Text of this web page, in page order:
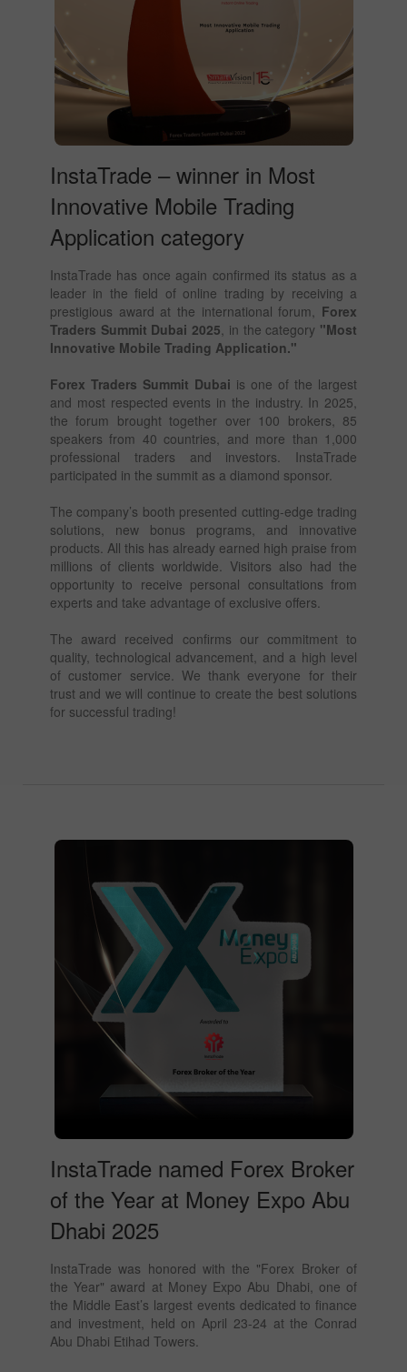
InstaTrade – winner in Most
Innovative Mobile Trading
Application category
InstaTrade has once again confirmed its status as a
leader in the field of online trading by receiving a
prestigious award at the international forum, Forex
Traders Summit Dubai 2025 , in the category "Most
Innovative Mobile Trading Application."
Forex Traders Summit Dubai is one of the largest
and most respected events in the industry. In 2025,
the forum brought together over 100 brokers, 85
speakers from 40 countries, and more than 1,000
professional traders and investors. InstaTrade
participated in the summit as a diamond sponsor.
The company’s booth presented cutting-edge trading
solutions, new bonus programs, and innovative
products. All this has already earned high praise from
millions of clients worldwide. Visitors also had the
opportunity to receive personal consultations from
experts and take advantage of exclusive offers.
The award received confirms our commitment to
quality, technological advancement, and a high level
of customer service. We thank everyone for their
trust and we will continue to create the best solutions
for successful trading!
InstaTrade named Forex Broker
of the Year at Money Expo Abu
Dhabi 2025
InstaTrade was honored with the "Forex Broker of
the Year" award at Money Expo Abu Dhabi, one of
the Middle East’s largest events dedicated to finance
and investment, held on April 23-24 at the Conrad
Abu Dhabi Etihad Towers.